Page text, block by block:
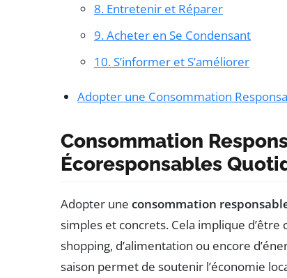
8. Entretenir et Réparer
9. Acheter en Se Condensant
10. S’informer et S’améliorer
Adopter une Consommation
Consommation
Écoresponsables
Adopter une consommation
simples et concrets. Cela implique
shopping, d’alimentation ou encore
saison permet de soutenir l’économie